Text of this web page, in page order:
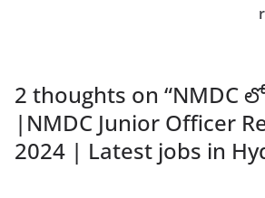
2 thoughts on “NMDC
|NMDC Junior Officer
2024 | Latest jobs in